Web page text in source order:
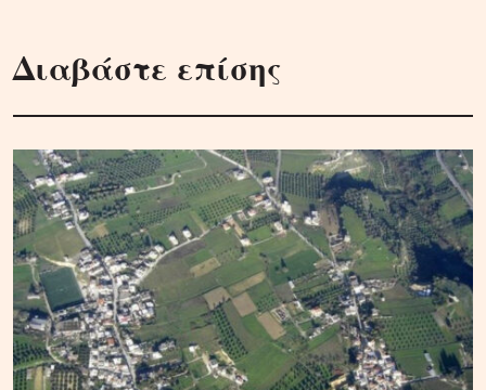
Διαβάστε επίσης